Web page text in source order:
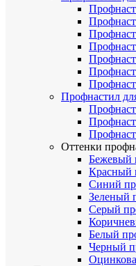
Профнастил
Оттенки
Бежевый
Красный
Синий
Зеленый
Серый
Белый
Черный